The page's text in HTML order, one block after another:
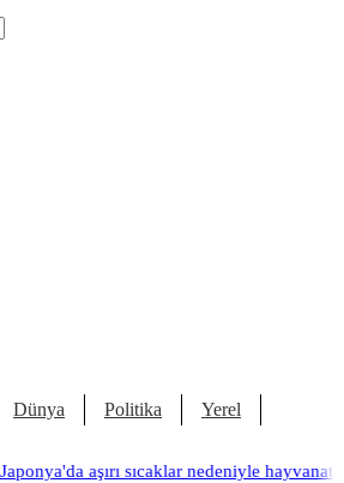
Dünya Politika Yerel
nedeniyle hayvanat bahçesinde üç